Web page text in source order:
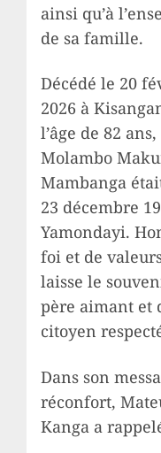
ainsi qu’à
de sa famille.
Décédé le 20
2026 à
l’âge de 82
Molambo
Mambanga
23 décembre
Yamondayi.
foi et de
laisse le
père aimant et
citoyen
Dans son
réconfort,
Kanga a